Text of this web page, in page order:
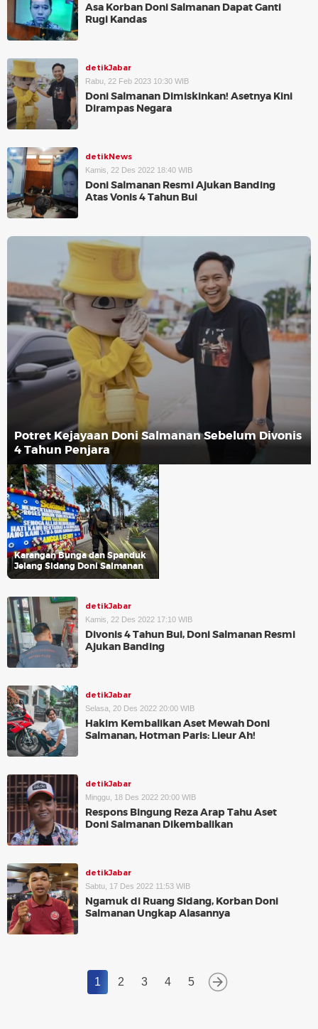
Asa Korban Doni Salmanan Dapat Ganti
Rugi Kandas
detikJabar
Rabu, 22 Feb 2023 10:30 WIB
Doni Salmanan Dimiskinkan! Asetnya Kini
Dirampas Negara
detikNews
Kamis, 22 Des 2022 18:40 WIB
Doni Salmanan Resmi Ajukan Banding
Atas Vonis 4 Tahun Bui
Potret Kejayaan Doni Salmanan Sebelum Divonis
4 Tahun Penjara
Karangan Bunga dan Spanduk
Jelang Sidang Doni Salmanan
detikJabar
Kamis, 22 Des 2022 17:10 WIB
Divonis 4 Tahun Bui, Doni Salmanan Resmi
Ajukan Banding
detikJabar
Selasa, 20 Des 2022 20:00 WIB
Hakim Kembalikan Aset Mewah Doni
Salmanan, Hotman Paris: Lieur Ah!
detikJabar
Minggu, 18 Des 2022 20:00 WIB
Respons Bingung Reza Arap Tahu Aset
Doni Salmanan Dikembalikan
detikJabar
Sabtu, 17 Des 2022 11:53 WIB
Ngamuk di Ruang Sidang, Korban Doni
Salmanan Ungkap Alasannya
1 2 3 4 5